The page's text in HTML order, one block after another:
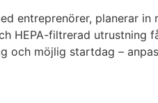
entreprenörer, planerar in
HEPA-filtrerad utrustning
och möjlig startdag –